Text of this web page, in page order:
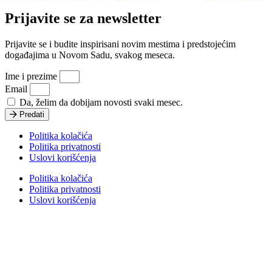
Prijavite se za newsletter
Prijavite se i budite inspirisani novim mestima i predstojećim
događajima u Novom Sadu, svakog meseca.
Ime i prezime
Email
Da, želim da dobijam novosti svaki mesec.
Predati
Politika kolačića
Politika privatnosti
Uslovi korišćenja
Politika kolačića
Politika privatnosti
Uslovi korišćenja